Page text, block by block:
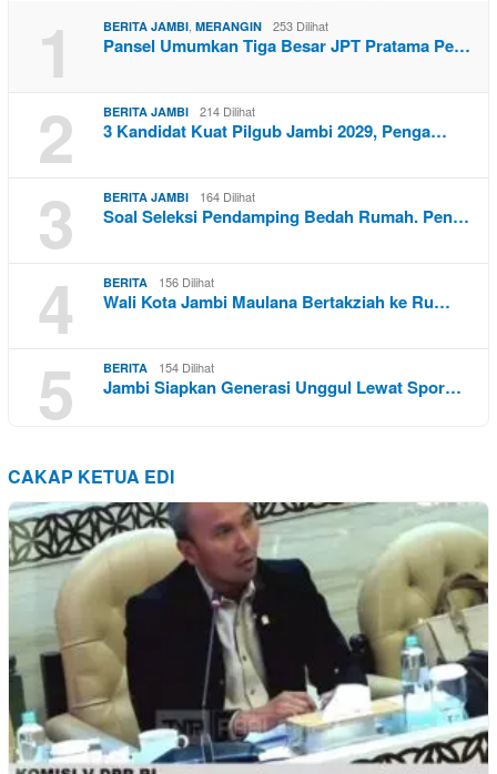
1 BERITA JAMBI MERANGIN 253 Dilihat
Pansel Umumkan Tiga Besar JPT Pratama Pe…
2 BERITA JAMBI 214 Dilihat
3 Kandidat Kuat Pilgub Jambi 2029, Penga…
3 BERITA JAMBI 164 Dilihat
Soal Seleksi Pendamping Bedah Rumah. Pen…
4 BERITA 156 Dilihat
Wali Kota Jambi Maulana Bertakziah ke Ru…
5 BERITA 154 Dilihat
Jambi Siapkan Generasi Unggul Lewat Spor…
CAKAP KETUA EDI